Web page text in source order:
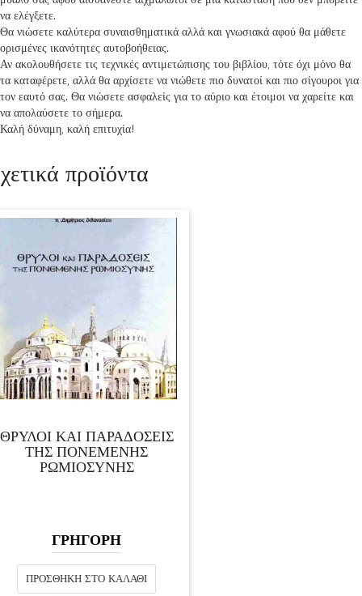
να ελέγξετε.
Θα νιώσετε καλύτερα συναισθηματικά αλλά και γνωσιακά αφού θα μάθετε
ορισμένες ικανότητες αυτοβοήθειας.
Αν ακολουθήσετε τις τεχνικές αντιμετώπισης του βιβλίου, τότε όχι μόνο θα
τα καταφέρετε, αλλά θα αρχίσετε να νιώθετε πιο δυνατοί και πιο σίγουροι για
τον εαυτό σας. Θα νιώσετε ασφαλείς για το αύριο και έτοιμοι να χαρείτε και
να απολαύσετε το σήμερα.
Καλή δύναμη, καλή επιτυχία!
προϊόντα
ΘΡΥΛΟΙ ΚΑΙ ΠΑΡΑΔΟΣΕΙΣ
ΤΗΣ ΠΟΝΕΜΕΝΗΣ
ΡΩΜΙΟΣΥΝΗΣ
ΓΡΗΓΟΡΗ
ΠΡΟΣΘΉΚΗ ΣΤΟ ΚΑΛΆΘΙ